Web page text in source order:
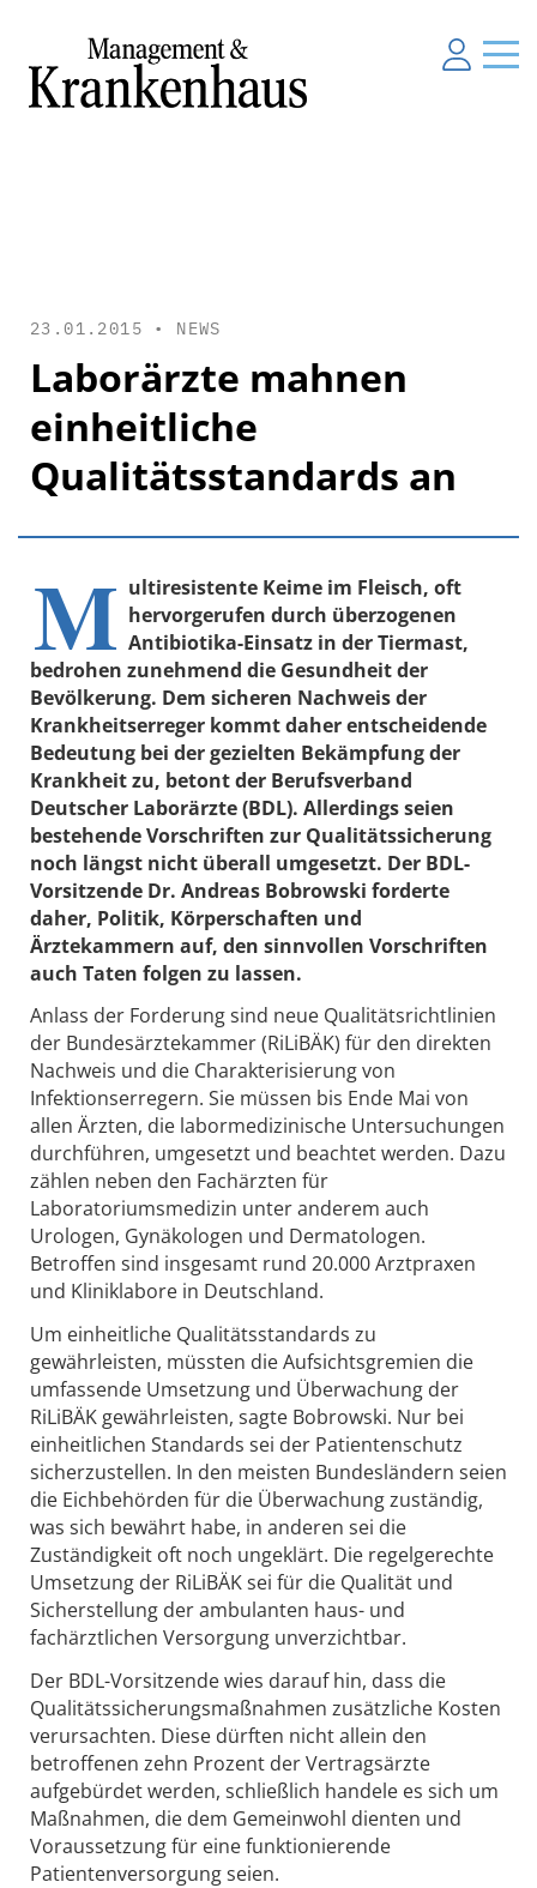
23.01.2015 • NEWS
Laborärzte mahnen
einheitliche
Qualitätsstandards an
M ultiresistente Keime im Fleisch, oft
hervorgerufen durch überzogenen
Antibiotika-Einsatz in der Tiermast,
bedrohen zunehmend die Gesundheit der
Bevölkerung. Dem sicheren Nachweis der
Krankheitserreger kommt daher entscheidende
Bedeutung bei der gezielten Bekämpfung der
Krankheit zu, betont der Berufsverband
Deutscher Laborärzte (BDL). Allerdings seien
bestehende Vorschriften zur Qualitätssicherung
noch längst nicht überall umgesetzt. Der BDL-
Vorsitzende Dr. Andreas Bobrowski forderte
daher, Politik, Körperschaften und
Ärztekammern auf, den sinnvollen Vorschriften
auch Taten folgen zu lassen.
Anlass der Forderung sind neue Qualitätsrichtlinien
der Bundesärztekammer (RiLiBÄK) für den direkten
Nachweis und die Charakterisierung von
Infektionserregern. Sie müssen bis Ende Mai von
allen Ärzten, die labormedizinische Untersuchungen
durchführen, umgesetzt und beachtet werden. Dazu
zählen neben den Fachärzten für
Laboratoriumsmedizin unter anderem auch
Urologen, Gynäkologen und Dermatologen.
Betroffen sind insgesamt rund 20.000 Arztpraxen
und Kliniklabore in Deutschland.
Um einheitliche Qualitätsstandards zu
gewährleisten, müssten die Aufsichtsgremien die
umfassende Umsetzung und Überwachung der
RiLiBÄK gewährleisten, sagte Bobrowski. Nur bei
einheitlichen Standards sei der Patientenschutz
sicherzustellen. In den meisten Bundesländern seien
die Eichbehörden für die Überwachung zuständig,
was sich bewährt habe, in anderen sei die
Zuständigkeit oft noch ungeklärt. Die regelgerechte
Umsetzung der RiLiBÄK sei für die Qualität und
Sicherstellung der ambulanten haus- und
fachärztlichen Versorgung unverzichtbar.
Der BDL-Vorsitzende wies darauf hin, dass die
Qualitätssicherungsmaßnahmen zusätzliche Kosten
verursachten. Diese dürften nicht allein den
betroffenen zehn Prozent der Vertragsärzte
aufgebürdet werden, schließlich handele es sich um
Maßnahmen, die dem Gemeinwohl dienten und
Voraussetzung für eine funktionierende
Patientenversorgung seien.